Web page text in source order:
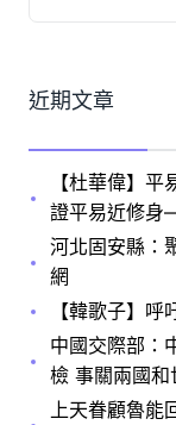
近期文章
【杜華偉】
證平易近修
河北固安縣：
網
【韓歌子】
中國交際部：
檢 事關兩國和
上天眷顧魯